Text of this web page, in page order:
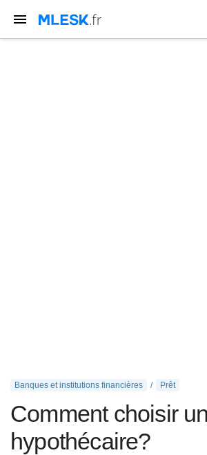
Banques et institutions financières Prêt
Comment choisir
hypothécaire?